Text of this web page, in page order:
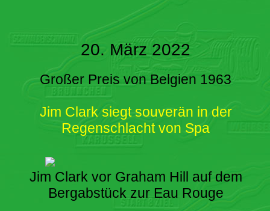
20. März 2022
Großer Preis von Belgien 1963
Jim Clark siegt souverän in der
Regenschlacht von Spa
Jim Clark vor Graham Hill auf dem
Bergabstück zur Eau Rouge